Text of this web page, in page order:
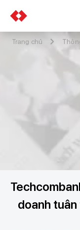
Trang chủ
doanh